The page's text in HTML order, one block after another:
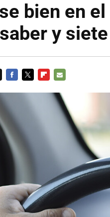
bien en
y
MAIL